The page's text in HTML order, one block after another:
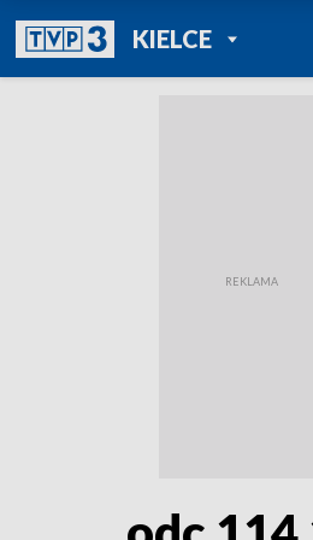
KIELCEPOWRÓT DO
TVP REGIONY